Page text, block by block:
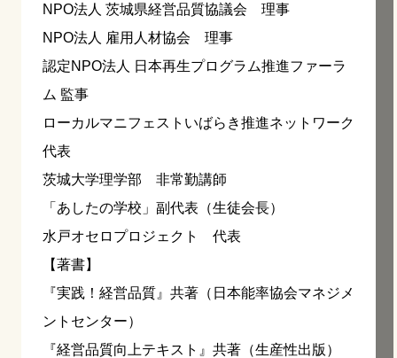
NPO法人 茨城県経営品質協議会 理事
NPO法人 雇用人材協会 理事
認定NPO法人 日本再生プログラム推進ファーラ
ム 監事
ローカルマニフェストいばらき推進ネットワーク
代表
茨城大学理学部 非常勤講師
「あしたの学校」副代表（生徒会長）
水戸オセロプロジェクト 代表
【著書】
『実践！経営品質』共著（日本能率協会マネジメ
ントセンター）
『経営品質向上テキスト』共著（生産性出版）